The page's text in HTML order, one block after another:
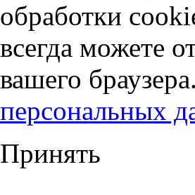
обработки
всегда можете
вашего
персональных
Принять